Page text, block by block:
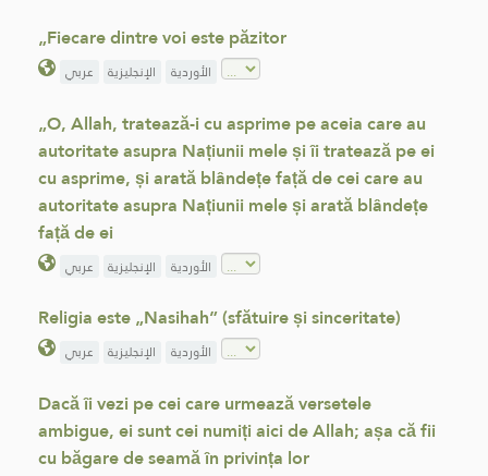
„Fiecare dintre voi este păzitor
عربي الإنجليزية الأوردية
„O, Allah, tratează-i cu asprime pe aceia care au
autoritate asupra Națiunii mele și îi tratează pe ei
cu asprime, și arată blândețe față de cei care au
autoritate asupra Națiunii mele și arată blândețe
față de ei
عربي الإنجليزية الأوردية
Religia este „Nasihah” (sfătuire și sinceritate)
عربي الإنجليزية الأوردية
Dacă îi vezi pe cei care urmează versetele
ambigue, ei sunt cei numiți aici de Allah; așa că fii
cu băgare de seamă în privința lor